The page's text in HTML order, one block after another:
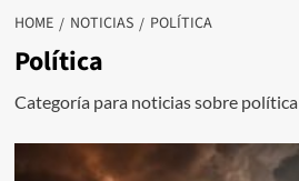
HOME NOTICIAS POLÍTICA
Política
Categoría para noticias sobre política